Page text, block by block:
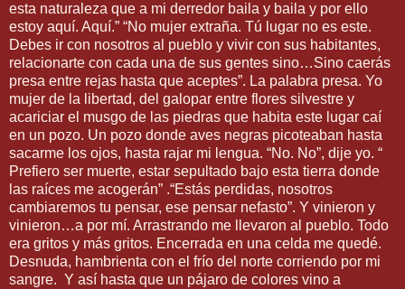
esta naturaleza que a mi derredor baila y baila y por ello
estoy aquí. Aquí.” “No mujer extraña. Tú lugar no es este.
Debes ir con nosotros al pueblo y vivir con sus habitantes,
relacionarte con cada una de sus gentes sino…Sino caerás
presa entre rejas hasta que aceptes”. La palabra presa. Yo
mujer de la libertad, del galopar entre flores silvestre y
acariciar el musgo de las piedras que habita este lugar caí
en un pozo. Un pozo donde aves negras picoteaban hasta
sacarme los ojos, hasta rajar mi lengua. “No. No”, dije yo. “
Prefiero ser muerte, estar sepultado bajo esta tierra donde
las raíces me acogerán” .“Estás perdidas, nosotros
cambiaremos tu pensar, ese pensar nefasto”. Y vinieron y
vinieron…a por mí. Arrastrando me llevaron al pueblo. Todo
era gritos y más gritos. Encerrada en una celda me quedé.
Desnuda, hambrienta con el frío del norte corriendo por mi
sangre. Y así hasta que un pájaro de colores vino a